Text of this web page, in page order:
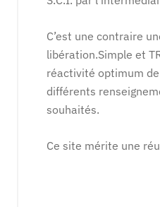
C’est une contraire
libération.Simple et
réactivité optimum de
différents
souhaités.
Ce site mérite une